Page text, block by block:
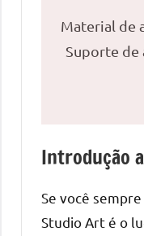
Material de
Suporte de
Introdução
Se você
Studio Art é o